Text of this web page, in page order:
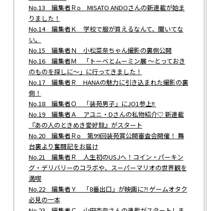
No.13 編集者Ｒo MISATO ANDOさんの新連載が始ま
りました！
No.14 編集者Ｋ 学校で服が買えるなんて、聞いてな
い。
No.15 編集者Ｎ 小松菜奈ちゃん撮影の裏側公開
No.16 編集者Ｍ 「トーベとムーミン展 ～とっておき
のものを探しに～」に行ってきました！
No.17 編集者Ｒ HANAの魅力に引き込まれた撮影の裏
側！
No.18 編集者Ｏ 「装苑男子」にJO1参上!!
No.19 編集者Ａ アユニ・Dさんの私物紹介♡ 新連載
『あの人のときめき愛好録』がスタート
No.20 編集者Ｒo 第99回装苑賞公開審査会開催！ 舞
台裏より奮闘記をお届け
No.21 編集者Ｒ 人生初のUSJへ！コイン・パーキン
グ・デリバリーのコラボや、スーパーマリオの世界観を
満喫
No.22 編集者Ｙ 「8番出口」が映画に?! ゲームオタク
必見の一本